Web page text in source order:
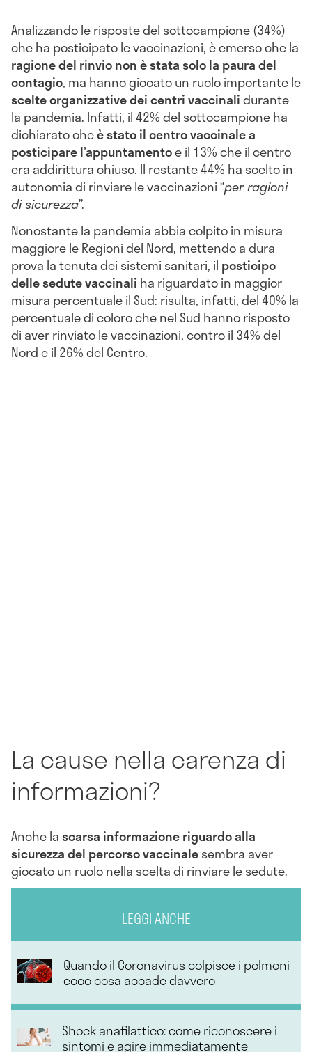
Analizzando le risposte del sottocampione (34%)
che ha posticipato le vaccinazioni, è emerso che la
ragione del rinvio non è stata solo la paura del
contagio, ma hanno giocato un ruolo importante le
scelte organizzative dei centri vaccinalidurante
la pandemia. Infatti, il 42% del sottocampione ha
dichiarato cheè stato il centro vaccinale a
posticipare l’appuntamentoe il 13% che il centro
era addirittura chiuso. Il restante 44% ha scelto in
autonomia di rinviare le vaccinazioni “per ragioni
di sicurezza”.
Nonostante la pandemia abbia colpito in misura
maggiore le Regioni del Nord, mettendo a dura
prova la tenuta dei sistemi sanitari, il posticipo
delle sedute vaccinali ha riguardato in maggior
misura percentuale il Sud: risulta, infatti, del 40% la
percentuale di coloro che nel Sud hanno risposto
di aver rinviato le vaccinazioni, contro il 34% del
Nord e il 26% del Centro.
La cause nella carenza di
informazioni?
Anche lascarsa informazione riguardo alla
sicurezza del percorso vaccinalesembra aver
giocato un ruolo nella scelta di rinviare le sedute.
LEGGI ANCHE
Quando il Coronavirus colpisce i polmoni
ecco cosa accade davvero
Shock anafilattico: come riconoscere i
sintomi e agire immediatamente